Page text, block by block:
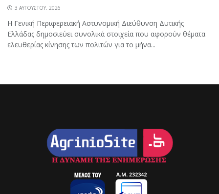
3 ΑΥΓΟΎΣΤΟΥ, 2026
Η Γενική Περιφερειακή Αστυνομική Διεύθυνση Δυτικής
Ελλάδας δημοσιεύει συνολικά στοιχεία που αφορούν θέματα
ελευθερίας κίνησης των πολιτών για το μήνα...